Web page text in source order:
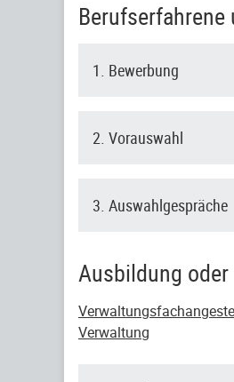
1. Bewerbung
2. Vorauswahl
3. Auswahlgespräche
Ausbildung
Verwaltung